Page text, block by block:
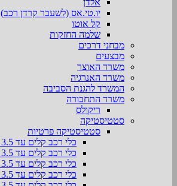
יו.טי.אס (לשעבר קרדן רכב)
קל אוטו
שלמה החזקות
מבחני דרכים
מבצעים
משרד האוצר
משרד האנרגיה
המשרד להגנת הסביבה
משרד התחבורה
ריקולס
סטטיסטיקה
סטטיסטיקה פרטיות
כלי רכב קלים עד 3.5 טון 2026
כלי רכב קלים עד 3.5 טון 2025
כלי רכב קלים עד 3.5 טון 2024
כלי רכב קלים עד 3.5 טון 2023